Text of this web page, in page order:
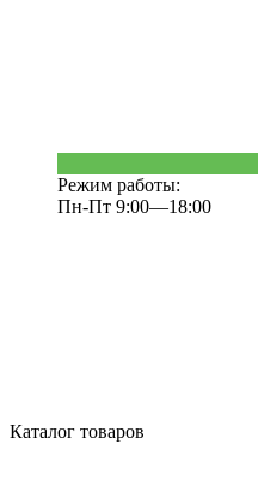
Режим работы:
Пн-Пт 9:00—18:00
Каталог товаров